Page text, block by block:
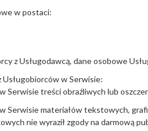
w postaci:
z Usługodawcą, dane osobowe
Usługobiorców w Serwisie:
Serwisie treści obraźliwych lub
Serwisie materiałów tekstowych,
nie wyraził zgody na darmową